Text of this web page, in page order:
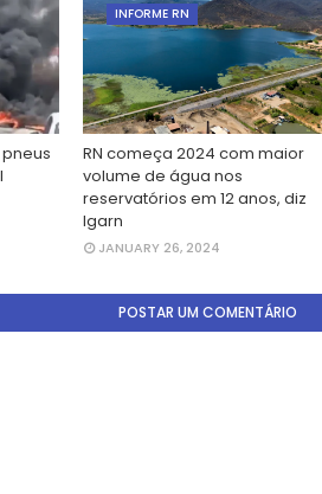
INFORME RN
RN começa 2024 com maior
volume de água nos
reservatórios em 12 anos, diz
Igarn
JANUARY 26, 2024
POSTAR UM COMENTÁRIO